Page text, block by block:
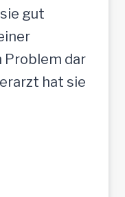
gut
dar
hat sie